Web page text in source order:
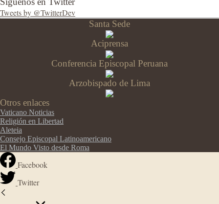
Tweets by @TwitterDev
Santa Sede
Aciprensa
Conferencia Episcopal Peruana
Arzobispado de Lima
Otros enlaces
Vaticano Noticias
Religión en Libertad
Aleteia
Consejo Episcopal Latinoamericano
El Mundo Visto desde Roma
Facebook
Twitter